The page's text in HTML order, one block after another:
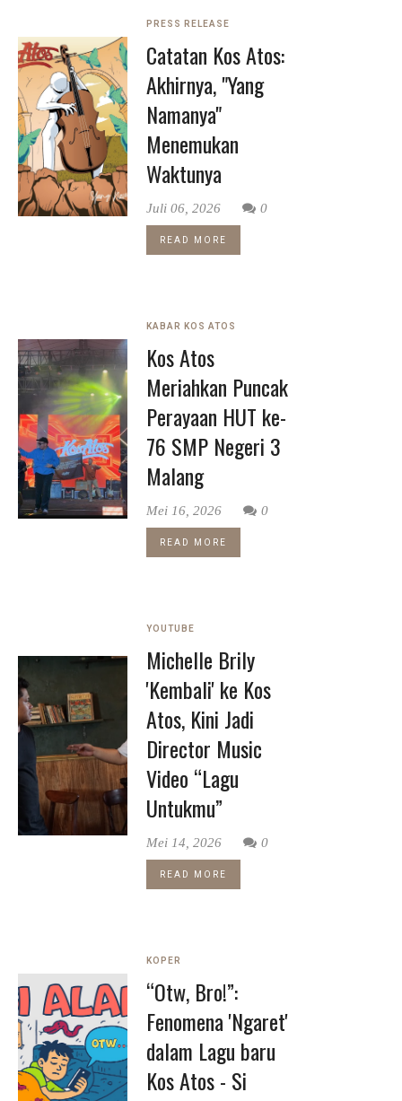
PRESS RELEASE
Catatan Kos Atos:
Akhirnya, "Yang
Namanya"
Menemukan
Waktunya
Juli 06, 2026 0
READ MORE
KABAR KOS ATOS
Kos Atos
Meriahkan Puncak
Perayaan HUT ke-
76 SMP Negeri 3
Malang
Mei 16, 2026 0
READ MORE
YOUTUBE
Michelle Brily
'Kembali' ke Kos
Atos, Kini Jadi
Director Music
Video “Lagu
Untukmu”
Mei 14, 2026 0
READ MORE
KOPER
“Otw, Bro!”:
Fenomena 'Ngaret'
dalam Lagu baru
Kos Atos - Si